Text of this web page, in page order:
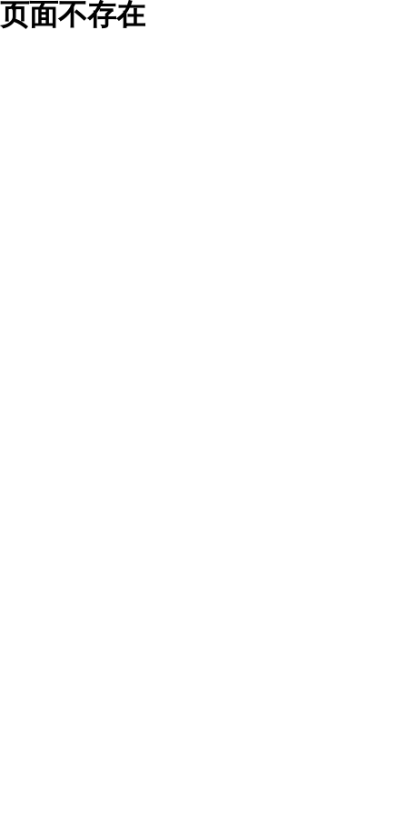
页面不存在